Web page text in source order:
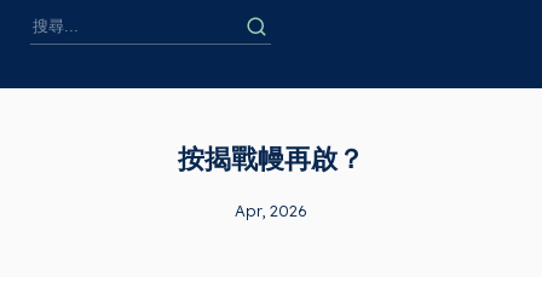
按揭戰幔再啟？
Apr, 2026